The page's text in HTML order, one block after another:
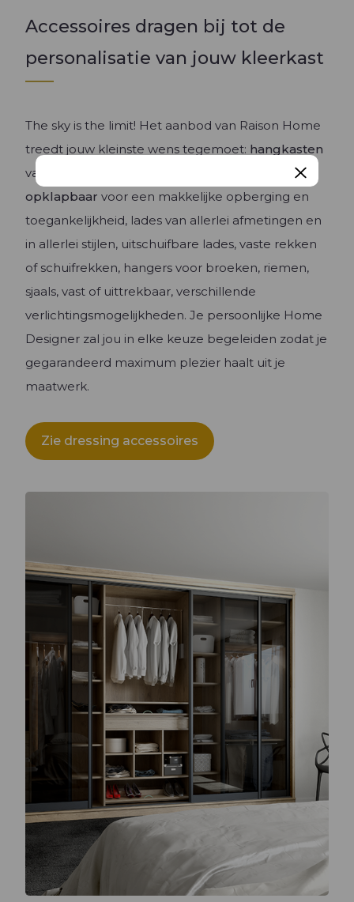
Accessoires dragen bij tot de
personalisatie van jouw kleerkast
The sky is the limit! Het aanbod van Raison Home
treedt jouw kleinste wens tegemoet: hangkasten
van verschillende hoogtes,
opklapbaar voor een makkelijke opberging en
toegankelijkheid, lades van allerlei afmetingen en
in allerlei stijlen, uitschuifbare lades, vaste rekken
of schuifrekken, hangers voor broeken, riemen,
sjaals, vast of uittrekbaar, verschillende
verlichtingsmogelijkheden. Je persoonlijke Home
Designer zal jou in elke keuze begeleiden zodat je
gegarandeerd maximum plezier haalt uit je
maatwerk.
Zie dressing accessoires